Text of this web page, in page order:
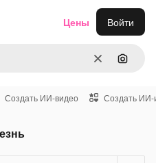
ОчиститьПоиск
Цены Войти
Создать ИИ-видео Создать ИИ-